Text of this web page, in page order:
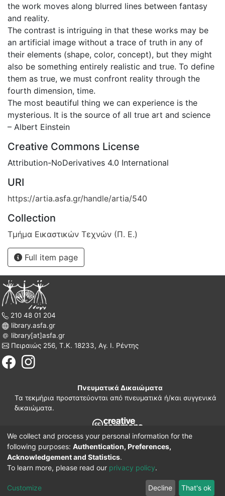
the work moves along blurred lines between fantasy
and reality.
The contrast is intriguing in that these works may be
an artificial image without a trace of truth in any of
their elements (shape, color, concept), but they might
also be something entirely realistic and true. To define
them as true, we must confront reality through the
fourth dimension, time.
The most beautiful thing we can experience is the
mysterious. It is the source of all true art and science
– Albert Einstein
Creative Commons License
Attribution-NoDerivatives 4.0 International
URI
https://artia.asfa.gr/handle/artia/540
Collection
Τμήμα Εικαστικών Τεχνών (Π. Ε.)
Full item page
210 48 01 204
library.asfa.gr
library[at]asfa.gr
Πειραιώς 256, Τ.Κ. 18233, Αγ. Ι. Ρέντης
Πνευματικά Δικαιώματα
Τα τεκμήρια προστατεύονται από πνευματικά ή/και συγγενικά
δικαιώματα.
210 38 97 109
www.asfa.gr
Πατησίων 42, Τ.Κ. 10682, Αθήνα
DSpace software Implementation ELiDOC
We collect and process your personal information for the
following purposes: Authentication, Preferences,
Acknowledgement and Statistics.
To learn more, please read our privacy policy.
Customize Decline That's ok